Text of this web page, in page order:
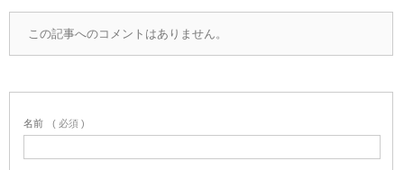
この記事へのコメントはありません。
名前 ( 必須 )